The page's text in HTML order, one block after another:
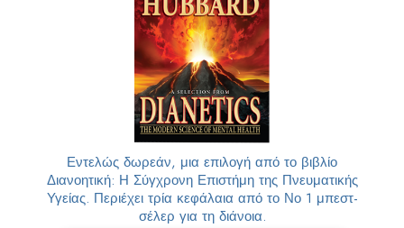
Εντελώς δωρεάν, μια επιλογή από το βιβλίο
Διανοητική: Η Σύγχρονη Επιστήμη της Πνευματικής
Υγείας. Περιέχει τρία κεφάλαια από το Νο 1 μπεστ-
σέλερ για τη διάνοια.